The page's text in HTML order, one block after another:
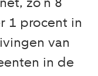
zo’n 8
1 procent in
van
in de